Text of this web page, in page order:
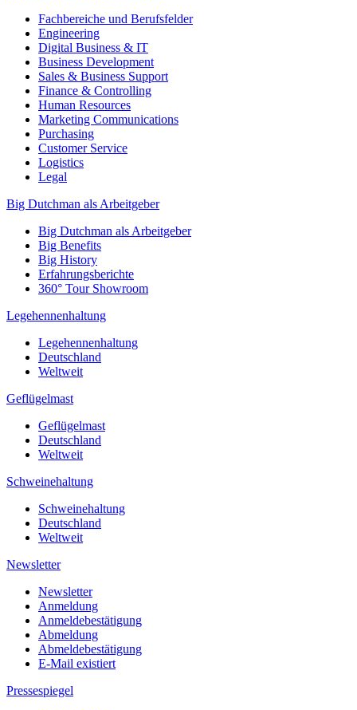
Fachbereiche und Berufsfelder
Engineering
Digital Business & IT
Business Development
Sales & Business Support
Finance & Controlling
Human Resources
Marketing Communications
Purchasing
Customer Service
Logistics
Legal
Big Dutchman als Arbeitgeber
Big Dutchman als Arbeitgeber
Big Benefits
Big History
Erfahrungsberichte
360° Tour Showroom
Legehennenhaltung
Legehennenhaltung
Deutschland
Weltweit
Geflügelmast
Geflügelmast
Deutschland
Weltweit
Schweinehaltung
Schweinehaltung
Deutschland
Weltweit
Newsletter
Newsletter
Anmeldung
Anmeldebestätigung
Abmeldung
Abmeldebestätigung
E-Mail existiert
Pressespiegel